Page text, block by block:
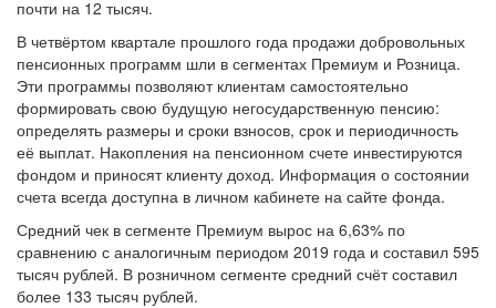
почти на 12 тысяч.
В четвёртом квартале прошлого года продажи добровольных
пенсионных программ шли в сегментах Премиум и Розница.
Эти программы позволяют клиентам самостоятельно
формировать свою будущую негосударственную пенсию:
определять размеры и сроки взносов, срок и периодичность
её выплат. Накопления на пенсионном счете инвестируются
фондом и приносят клиенту доход. Информация о состоянии
счета всегда доступна в личном кабинете на сайте фонда.
Средний чек в сегменте Премиум вырос на 6,63% по
сравнению с аналогичным периодом 2019 года и составил 595
тысяч рублей. В розничном сегменте средний счёт составил
более 133 тысяч рублей.